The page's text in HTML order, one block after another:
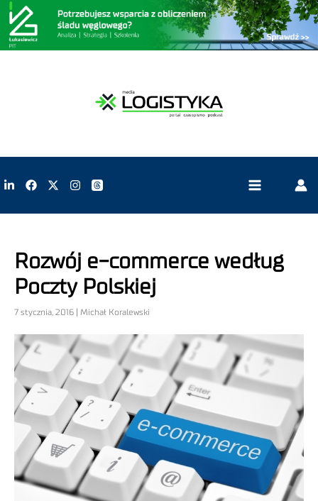
Rozwój e-commerce według
Poczty Polskiej
7 stycznia, 2016 | Michał Koralewski